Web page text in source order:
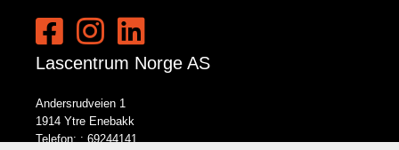
Lascentrum Norge AS
Andersrudveien 1
1914 Ytre Enebakk
Telefon: :69244141